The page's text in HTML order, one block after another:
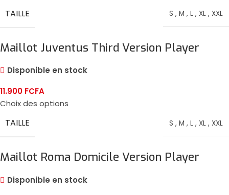
TAILLE S , M , L , XL , XXL
Maillot Juventus Third Version Player
2024/25
Disponible en stock
11.900 FCFA
Choix des options
TAILLE S , M , L , XL , XXL
Maillot Roma Domicile Version Player
2024/25
Disponible en stock